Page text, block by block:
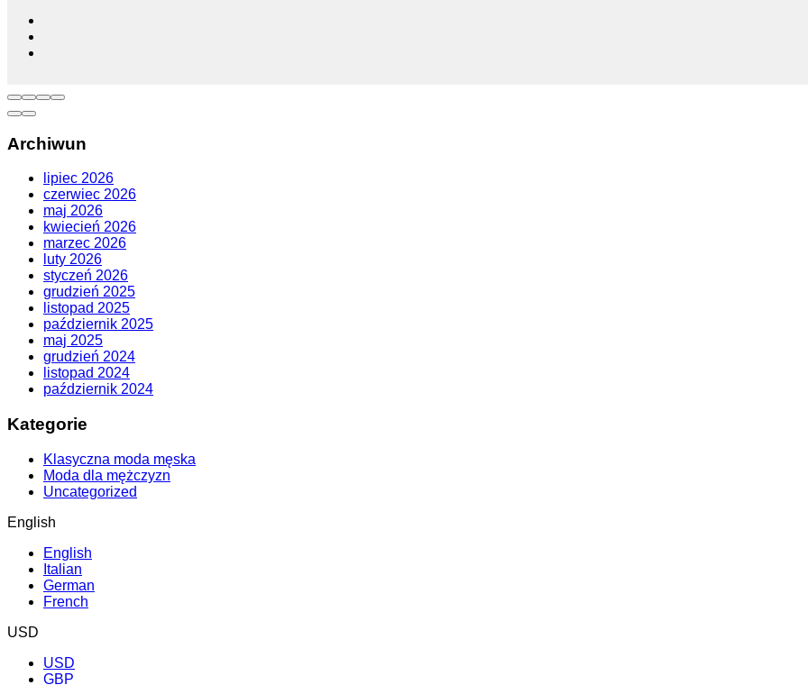
Archiwun
lipiec 2026
czerwiec 2026
maj 2026
kwiecień 2026
marzec 2026
luty 2026
styczeń 2026
grudzień 2025
listopad 2025
październik 2025
maj 2025
grudzień 2024
listopad 2024
październik 2024
Kategorie
Klasyczna moda męska
Moda dla mężczyzn
Uncategorized
English
English
Italian
German
French
USD
USD
GBP